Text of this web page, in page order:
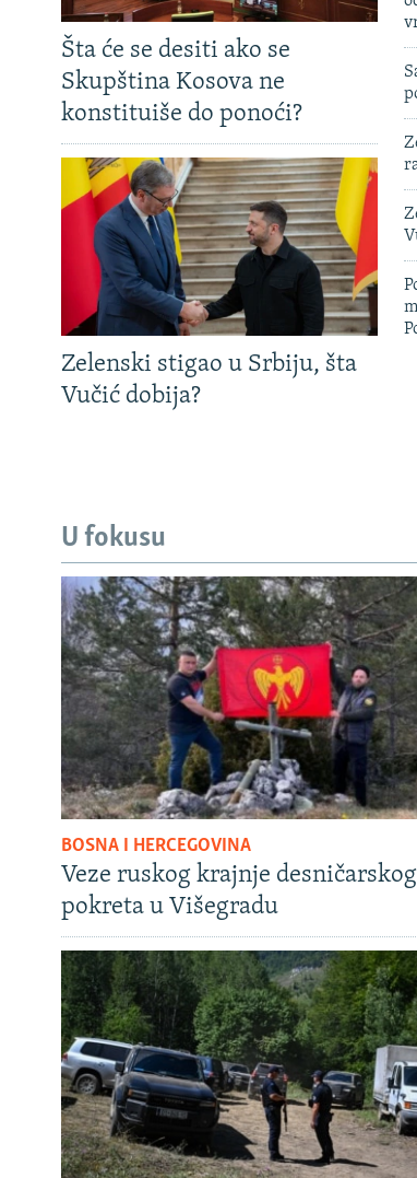
Šta će se desiti ako se
Skupština Kosova ne
konstituiše do ponoći?
Zelenski stigao u Srbiju, šta
Vučić dobija?
U fokusu
BOSNA I HERCEGOVINA
Veze ruskog krajnje desničarskog
pokreta u Višegradu